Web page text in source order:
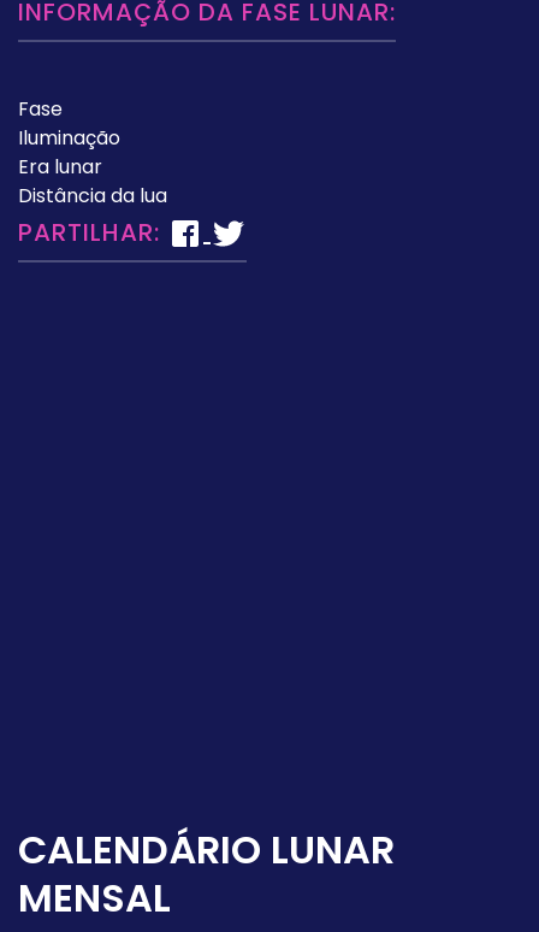
INFORMAÇÃO DA FASE LUNAR:
Fase
Iluminação
Era lunar
Distância da lua
PARTILHAR:
CALENDÁRIO LUNAR
MENSAL